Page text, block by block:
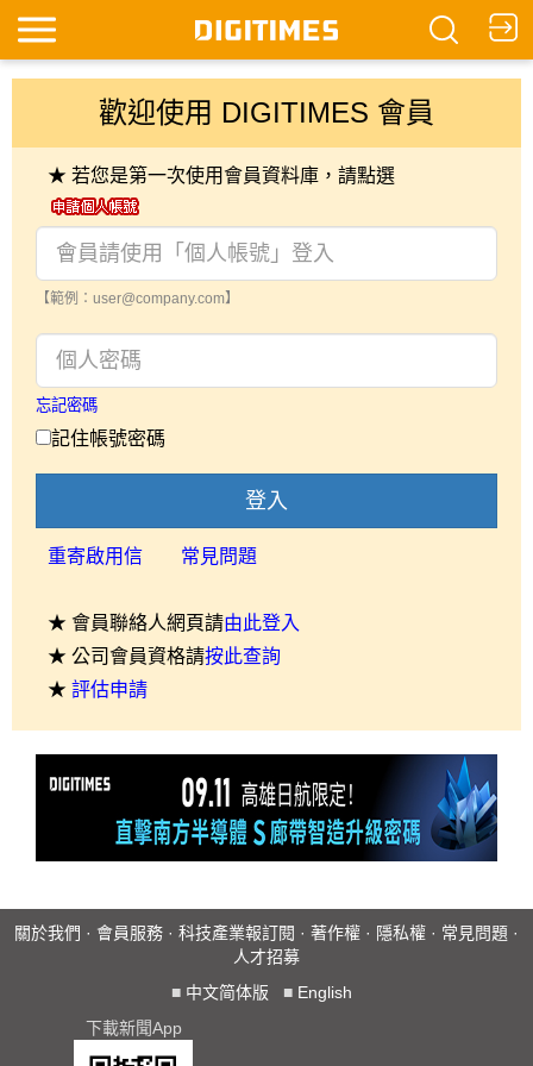
歡迎使用 DIGITIMES 會員
★ 若您是第一次使用會員資料庫，請點選
【範例：user@company.com】
忘記密碼
記住帳號密碼
登入
重寄啟用信 常見問題
★ 會員聯絡人網頁請由此登入
★ 公司會員資格請按此查詢
★ 評估申請
關於我們 · 會員服務 · 科技產業報訂閱 · 著作權 · 隱私權 · 常見問題 ·
人才招募
■ 中文简体版 ■ English
下載新聞App